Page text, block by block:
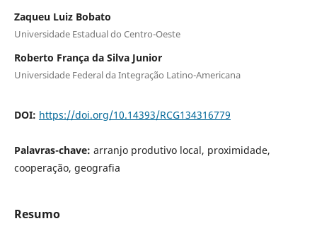
Zaqueu Luiz Bobato
Universidade Estadual do Centro-Oeste
Roberto França da Silva Junior
Universidade Federal da Integração Latino-Americana
DOI: https://doi.org/10.14393/RCG134316779
Palavras-chave: arranjo produtivo local, proximidade,
cooperação, geografia
Resumo